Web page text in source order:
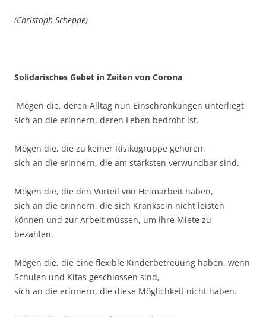
(Christoph Scheppe)
Solidarisches Gebet in Zeiten von Corona
Mögen die, deren Alltag nun Einschränkungen unterliegt,
sich an die erinnern, deren Leben bedroht ist.
Mögen die, die zu keiner Risikogruppe gehören,
sich an die erinnern, die am stärksten verwundbar sind.
Mögen die, die den Vorteil von Heimarbeit haben,
sich an die erinnern, die sich Kranksein nicht leisten
können und zur Arbeit müssen, um ihre Miete zu
bezahlen.
Mögen die, die eine flexible Kinderbetreuung haben, wenn
Schulen und Kitas geschlossen sind,
sich an die erinnern, die diese Möglichkeit nicht haben.